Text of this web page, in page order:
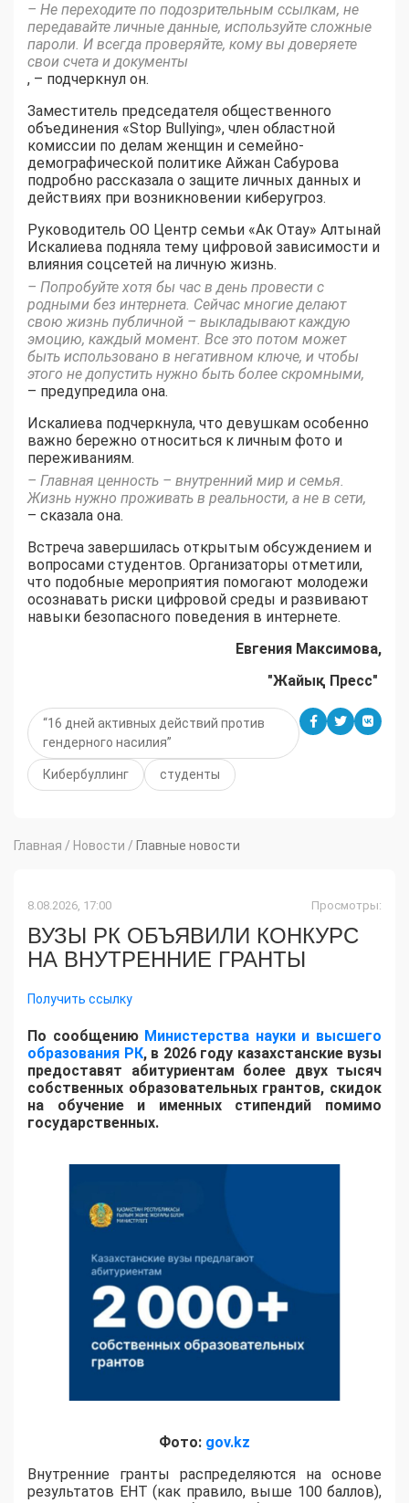
– Не переходите по подозрительным ссылкам, не
передавайте личные данные, используйте сложные
пароли. И всегда проверяйте, кому вы доверяете
свои счета и документы
, – подчеркнул он.
Заместитель председателя общественного
объединения «Stop Bullying», член областной
комиссии по делам женщин и семейно-
демографической политике Айжан Сабурова
подробно рассказала о защите личных данных и
действиях при возникновении киберугроз.
Руководитель ОО Центр семьи «Ак Отау» Алтынай
Искалиева подняла тему цифровой зависимости и
влияния соцсетей на личную жизнь.
– Попробуйте хотя бы час в день провести с
родными без интернета. Сейчас многие делают
свою жизнь публичной – выкладывают каждую
эмоцию, каждый момент. Все это потом может
быть использовано в негативном ключе, и чтобы
этого не допустить нужно быть более скромными,
– предупредила она.
Искалиева подчеркнула, что девушкам особенно
важно бережно относиться к личным фото и
переживаниям.
– Главная ценность – внутренний мир и семья.
Жизнь нужно проживать в реальности, а не в сети,
– сказала она.
Встреча завершилась открытым обсуждением и
вопросами студентов. Организаторы отметили,
что подобные мероприятия помогают молодежи
осознавать риски цифровой среды и развивают
навыки безопасного поведения в интернете.
Евгения Максимова,
"Жайық Пресс"
“16 дней активных действий против
гендерного насилия”
Кибербуллинг студенты
Главная / Новости / Главные новости
8.08.2026, 17:00 Просмотры:
ВУЗЫ РК ОБЪЯВИЛИ КОНКУРС
НА ВНУТРЕННИЕ ГРАНТЫ
Получить ссылку
По сообщению Министерства науки и высшего
образования РК, в 2026 году казахстанские вузы
предоставят абитуриентам более двух тысяч
собственных образовательных грантов, скидок
на обучение и именных стипендий помимо
государственных.
Фото: gov.kz
Внутренние гранты распределяются на основе
результатов ЕНТ (как правило, выше 100 баллов),